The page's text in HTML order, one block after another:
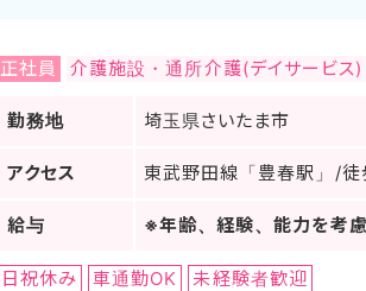
正社員 介護施設・通所介護(デイサービス)
勤務地 埼玉県さいたま市
アクセス 東武野田線「豊春駅」/徒
給与 ※年齢、経験、能力を考慮
日祝休み 車通勤OK 未経験者歓迎